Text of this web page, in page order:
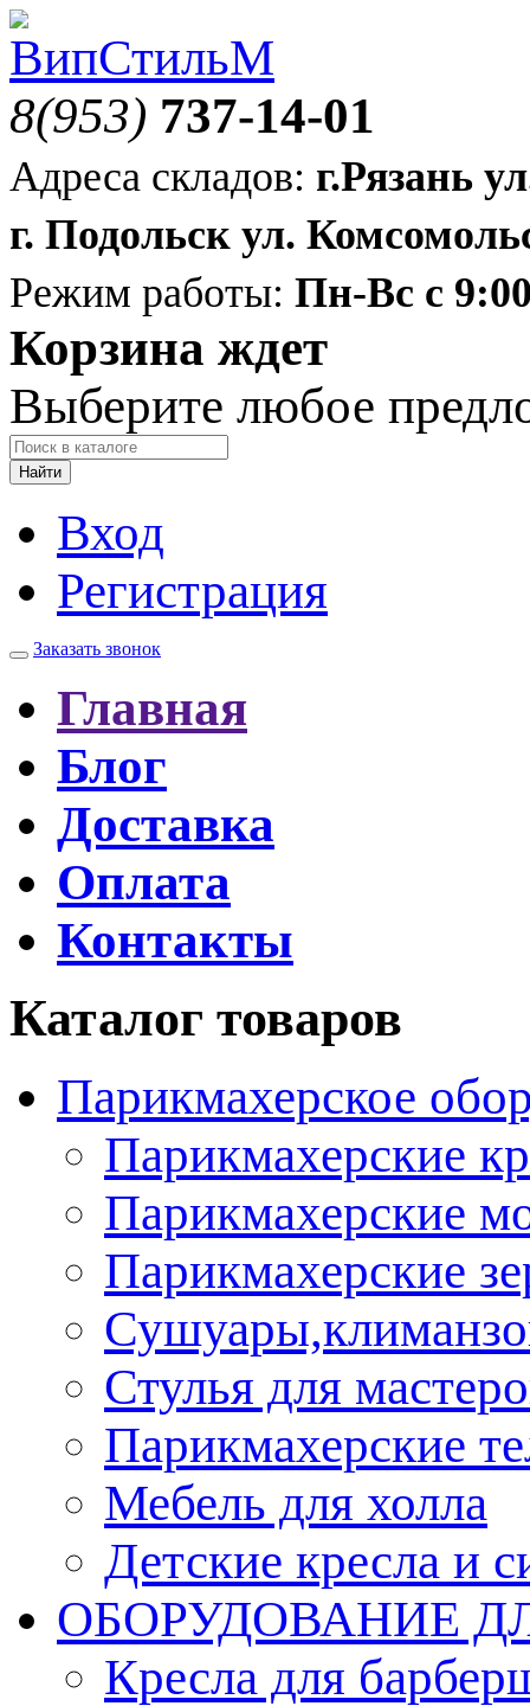
8(953) 737-14-01
Адреса складов: г.Рязань
г. Подольск ул.
Режим работы: Пн-Вс с
Корзина ждет
Выберите любое
Найти
Вход
Регистрация
Заказать звонок
Главная
Блог
Доставка
Оплата
Контакты
Каталог товаров
Парикмахерское
Парикмахерские
Парикмахерские
Парикмахерские
Стулья для
Парикмахерские
Мебель для холла
Детские кресла и
ОБОРУДОВАНИЕ
Кресла для